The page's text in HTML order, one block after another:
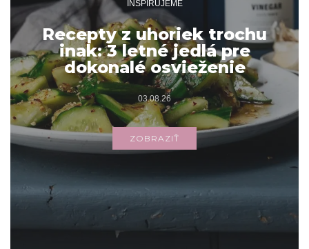
INŠPIRUJEME
Recepty z uhoriek trochu
inak: 3 letné jedlá pre
dokonalé osvieženie
03.08.26
ZOBRAZIŤ
Archív